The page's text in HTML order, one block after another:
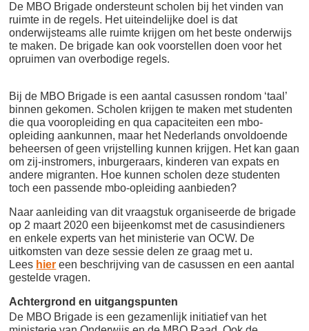
De MBO Brigade ondersteunt scholen bij het vinden van
ruimte in de regels. Het uiteindelijke doel is dat
onderwijsteams alle ruimte krijgen om het beste onderwijs
te maken. De brigade kan ook voorstellen doen voor het
opruimen van overbodige regels.
Bij de MBO Brigade is een aantal casussen rondom ‘taal’
binnen gekomen. Scholen krijgen te maken met studenten
die qua vooropleiding en qua capaciteiten een mbo-
opleiding aankunnen, maar het Nederlands onvoldoende
beheersen of geen vrijstelling kunnen krijgen. Het kan gaan
om zij-instromers, inburgeraars, kinderen van expats en
andere migranten. Hoe kunnen scholen deze studenten
toch een passende mbo-opleiding aanbieden?
Naar aanleiding van dit vraagstuk organiseerde de brigade
op 2 maart 2020 een bijeenkomst met de casusindieners
en enkele experts van het ministerie van OCW. De
uitkomsten van deze sessie delen ze graag met u.
Lees hier een beschrijving van de casussen en een aantal
gestelde vragen.
Achtergrond en uitgangspunten
De MBO Brigade is een gezamenlijk initiatief van het